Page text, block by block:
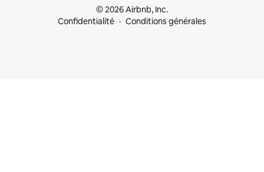
© 2026 Airbnb, Inc.
Confidentialité
Conditions générales